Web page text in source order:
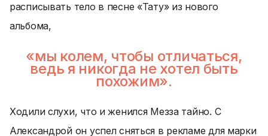
расписывать тело в песне «Тату» из нового
альбома,
«мы колем, чтобы отличаться,
ведь я никогда не хотел быть
похожим».
Ходили слухи, что и женился Мезза тайно. С
Александрой он успел сняться в рекламе для марки